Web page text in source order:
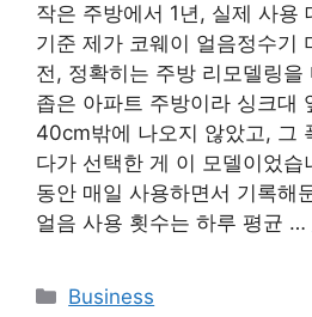
작은 주방에서 1년, 실제 사용
기준 제가 코웨이 얼음정수기
전, 정확히는 주방 리모델링을
좁은 아파트 주방이라 싱크대
40cm밖에 나오지 않았고, 그
다가 선택한 게 이 모델이었습
동안 매일 사용하면서 기록해
얼음 사용 횟수는 하루 평균 …
Categories
Business